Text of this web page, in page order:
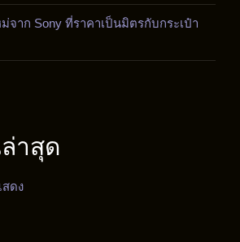
จาก Sony ที่ราคาเป็นมิตรกับกระเป๋า
าสุด
ดง